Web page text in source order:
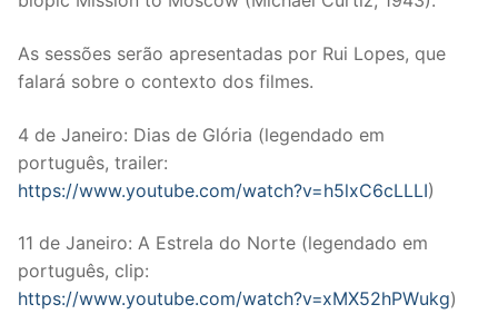
As sessões serão apresentadas por Rui Lopes, que
falará sobre o contexto dos filmes.
4 de Janeiro: Dias de Glória (legendado em
português, trailer:
https://www.youtube.com/watch?v=h5lxC6cLLLI)
11 de Janeiro: A Estrela do Norte (legendado em
português, clip:
https://www.youtube.com/watch?v=xMX52hPWukg)